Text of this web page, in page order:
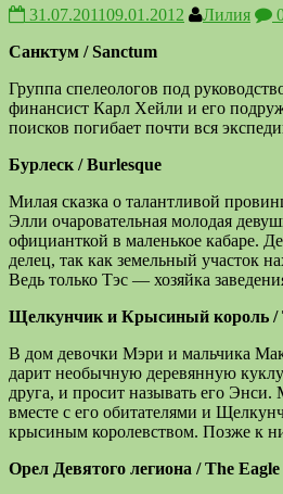
31.07.201109.01.2012 Лилия
Санктум / Sanctum
Группа спелеологов под
финансист Карл Хейли и его
поисков погибает почти вся
Бурлеск / Burlesque
Милая сказка о талантливой
Элли очаровательная молодая
официанткой в маленькое кабаре.
делец, так как земельный участок
Ведь только Тэс — хозяйка
Щелкунчик и Крысиный король /
В дом девочки Мэри и мальчика
дарит необычную деревянную
друга, и просит называть его
вместе с его обитателями и
крысиным королевством. Позже к
Орел Девятого легиона / The Eagle